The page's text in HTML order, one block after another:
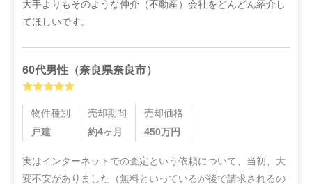
大手よりもそのような仲介（不動産）会社をどんどん紹介し
てほしいです。
60代男性 （奈良県奈良市）
物件種別
戸建
売却期間
約4ヶ月
売却価格
450万円
実はインターネットでの査定という依頼について、当初、大
変不安がありました（無料といっているが後で請求されるの